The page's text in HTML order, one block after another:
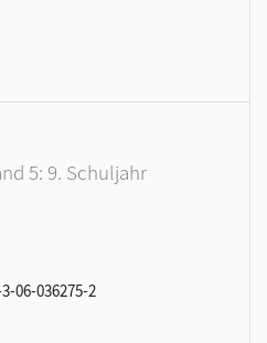
5: 9. Schuljahr
06-036275-2